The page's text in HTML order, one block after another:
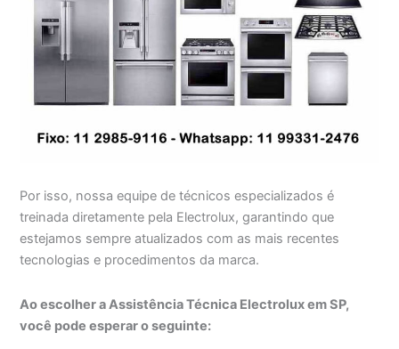
Por isso, nossa equipe de técnicos especializados é
treinada diretamente pela Electrolux, garantindo que
estejamos sempre atualizados com as mais recentes
tecnologias e procedimentos da marca.
Ao escolher a Assistência Técnica Electrolux em SP,
você pode esperar o seguinte: